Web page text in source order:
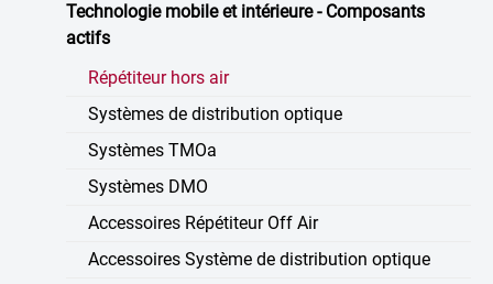
Technologie mobile et intérieure - Composants
actifs
Répétiteur hors air
Systèmes de distribution optique
Systèmes TMOa
Systèmes DMO
Accessoires Répétiteur Off Air
Accessoires Système de distribution optique